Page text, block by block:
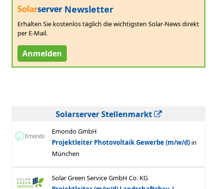
Newsletter
Erhalten Sie kostenlos täglich die wichtigsten Solar-News direkt
per E-Mail.
Anmelden
Solarserver Stellenmarkt